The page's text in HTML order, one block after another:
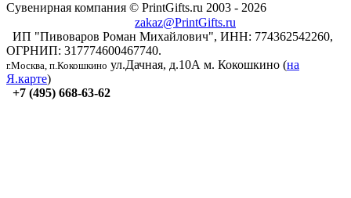
Сувенирная компания © PrintGifts.ru 2003 - 2026
zakaz@PrintGifts.ru
ИП "Пивоваров Роман Михайлович", ИНН: 774362542260,
ОГРНИП: 317774600467740.
г.Москва, п.Кокошкино ул.Дачная, д.10А м. Кокошкино (на
Я.карте)
+7 (495) 668-63-62